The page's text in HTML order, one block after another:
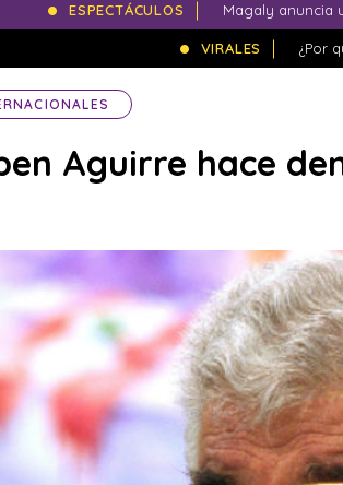
ESPECTÁCULOS Magaly anuncia
VIRALES ¿Por
Aguirre hace